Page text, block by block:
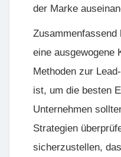
der Marke
eine ausgewogene
Methoden zur
ist, um die besten
Unternehmen
Strategien
sicherzustellen,